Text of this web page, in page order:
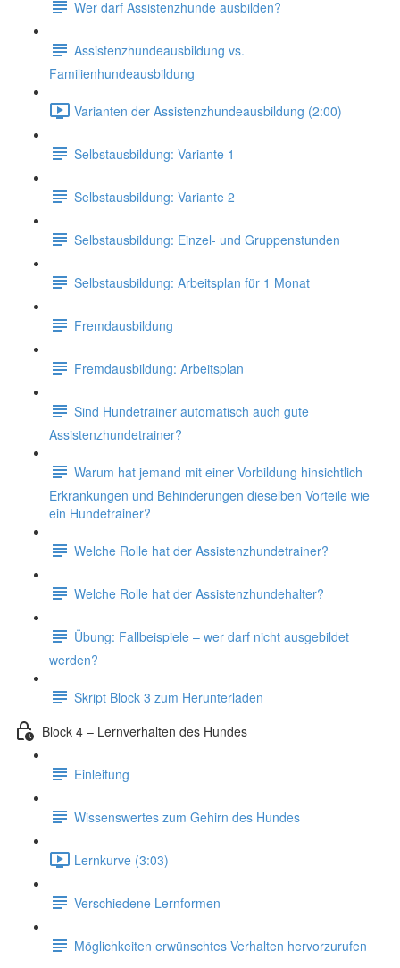
Wer darf Assistenzhunde ausbilden?
Assistenzhundeausbildung vs.
Familienhundeausbildung
Varianten der Assistenzhundeausbildung (2:00)
Selbstausbildung: Variante 1
Selbstausbildung: Variante 2
Selbstausbildung: Einzel- und Gruppenstunden
Selbstausbildung: Arbeitsplan für 1 Monat
Fremdausbildung
Fremdausbildung: Arbeitsplan
Sind Hundetrainer automatisch auch gute
Assistenzhundetrainer?
Warum hat jemand mit einer Vorbildung hinsichtlich
Erkrankungen und Behinderungen dieselben Vorteile wie
ein Hundetrainer?
Welche Rolle hat der Assistenzhundetrainer?
Welche Rolle hat der Assistenzhundehalter?
Übung: Fallbeispiele – wer darf nicht ausgebildet
werden?
Skript Block 3 zum Herunterladen
Block 4 – Lernverhalten des Hundes
Einleitung
Wissenswertes zum Gehirn des Hundes
Lernkurve (3:03)
Verschiedene Lernformen
Möglichkeiten erwünschtes Verhalten hervorzurufen